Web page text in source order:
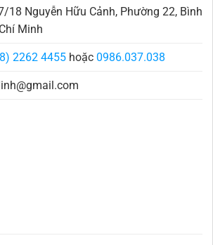
18 Nguyễn Hữu Cảnh, Phường 22, Bình
Minh
2262 4455 hoặc 0986.037.038